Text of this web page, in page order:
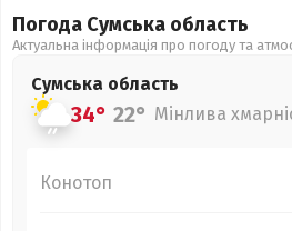
Погода Сумська область
Актуальна інформація про погоду та
Сумська область
34° 22° Мінлива
Конотоп